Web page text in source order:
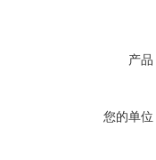
产品
您的单位